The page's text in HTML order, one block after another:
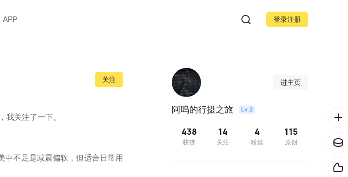
APP 登录注册
关注
我关注了一下。
中不足是减震偏软，但适合日常用
进主页
阿呜的行摄之旅 Lv.2
438
获赞
14
关注
4
粉丝
115
原创